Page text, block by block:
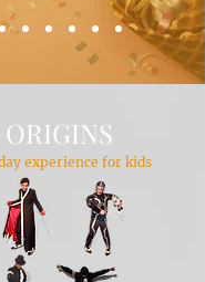
experience for kids